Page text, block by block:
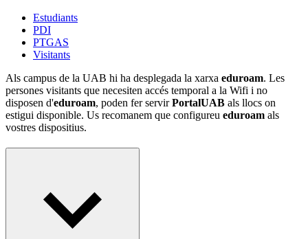
Estudiants
PDI
PTGAS
Visitants
Als campus de la UAB hi ha desplegada la xarxa eduroam. Les
persones visitants que necesiten accés temporal a la Wifi i no
disposen d'eduroam, poden fer servirPortalUAB als llocs on
estigui disponible. Us recomanem que configureu eduroam als
vostres dispositius.